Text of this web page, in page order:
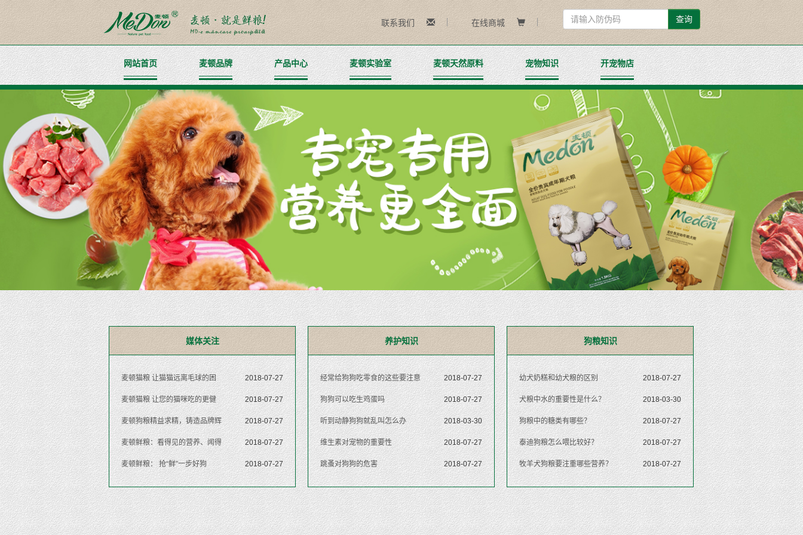
在线商城
联系我们 查询
网站首页 麦顿品牌 产品中心 麦顿实验室 麦顿天然原料 宠物知识 开宠物店
媒体关注
2018-07-27
麦顿猫粮 让猫猫远离毛球的困
2018-07-27
麦顿猫粮 让您的猫咪吃的更健
2018-07-27
麦顿狗粮精益求精，铸造品牌辉
2018-07-27
麦顿鲜粮：看得见的营养、闻得
2018-07-27
麦顿鲜粮： 抢“鲜”一步好狗
养护知识
2018-07-27
经常给狗狗吃零食的这些要注意
2018-07-27
狗狗可以吃生鸡蛋吗
2018-03-30
听到动静狗狗就乱叫怎么办
2018-07-27
维生素对宠物的重要性
2018-07-27
跳蚤对狗狗的危害
狗粮知识
2018-07-27
幼犬奶糕和幼犬粮的区别
2018-03-30
犬粮中水的重要性是什么？
2018-07-27
狗粮中的糖类有哪些？
2018-07-27
泰迪狗粮怎么喂比较好？
2018-07-27
牧羊犬狗粮要注重哪些营养？